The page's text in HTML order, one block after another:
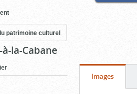
patrimoine culturel
la-Cabane
Onglet
Images(cliquer
pour